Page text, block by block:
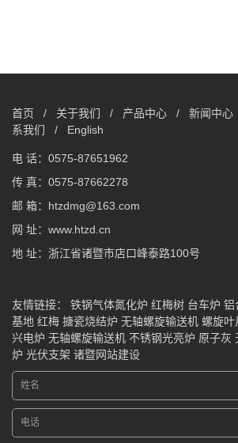
首页 / 关于我们 / 产品中心 / 新闻中心
系我们
/ English
电 话：0575-87651962
传 真：0575-87662278
邮 箱：htzdmg@163.com
网 址：www.htzd.cn
地 址：浙江省诸暨市店口峰泰路100号
友情链接： 铁锅气体氮化炉 红梅树 台车炉 铝
基地 红梅 搪瓷烧结炉 无轴螺旋输送机 螺旋叶
兴电炉 无轴螺旋输送机 不锈钢光亮炉 原子灰
炉 光伏支架 诸暨网站建设